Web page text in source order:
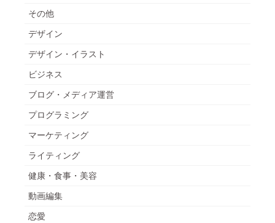
その他
デザイン
デザイン・イラスト
ビジネス
ブログ・メディア運営
プログラミング
マーケティング
ライティング
健康・食事・美容
動画編集
恋愛